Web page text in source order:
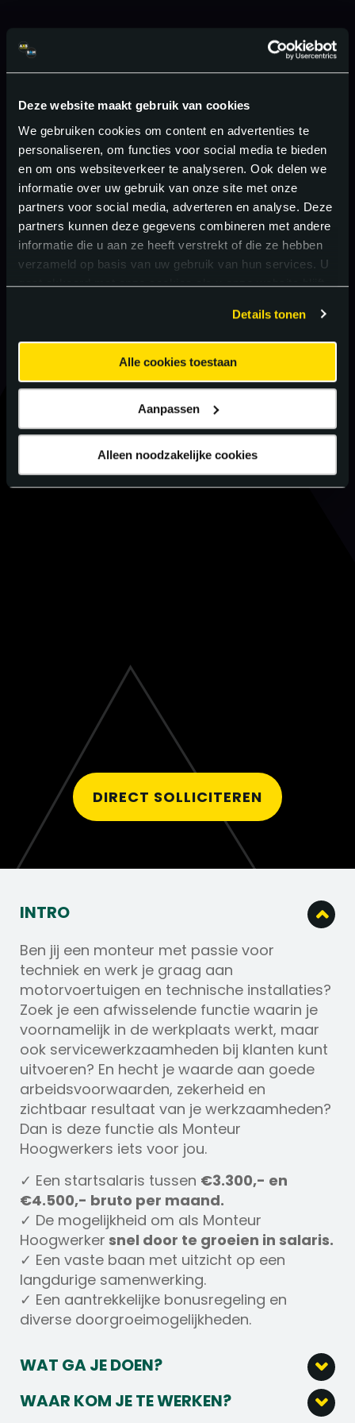
Deze website maakt gebruik van cookies
We gebruiken cookies om content en advertenties te
personaliseren, om functies voor social media te bieden
en om ons websiteverkeer te analyseren. Ook delen we
informatie over uw gebruik van onze site met onze
partners voor social media, adverteren en analyse. Deze
partners kunnen deze gegevens combineren met andere
informatie die u aan ze heeft verstrekt of die ze hebben
verzameld op basis van uw gebruik van hun services. U
gaat akkoord met onze cookies als u onze website blijft
Details tonen
Alle cookies toestaan
Aanpassen
Alleen noodzakelijke cookies
DIRECT SOLLICITEREN
INTRO
Ben jij een monteur met passie voor
techniek en werk je graag aan
motorvoertuigen en technische installaties?
Zoek je een afwisselende functie waarin je
voornamelijk in de werkplaats werkt, maar
ook servicewerkzaamheden bij klanten kunt
uitvoeren? En hecht je waarde aan goede
arbeidsvoorwaarden, zekerheid en
zichtbaar resultaat van je werkzaamheden?
Dan is deze functie als Monteur
Hoogwerkers iets voor jou.
✓ Een startsalaris tussen €3.300,- en
€4.500,- bruto per maand.
✓ De mogelijkheid om als Monteur
Hoogwerker snel door te groeien in salaris.
✓ Een vaste baan met uitzicht op een
langdurige samenwerking.
✓ Een aantrekkelijke bonusregeling en
diverse doorgroeimogelijkheden.
WAT GA JE DOEN?
voornamelijk in de werkplaats, waar je
WAAR KOM JE TE WERKEN?